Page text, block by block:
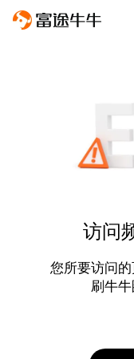
访问
您所要访问
刷牛